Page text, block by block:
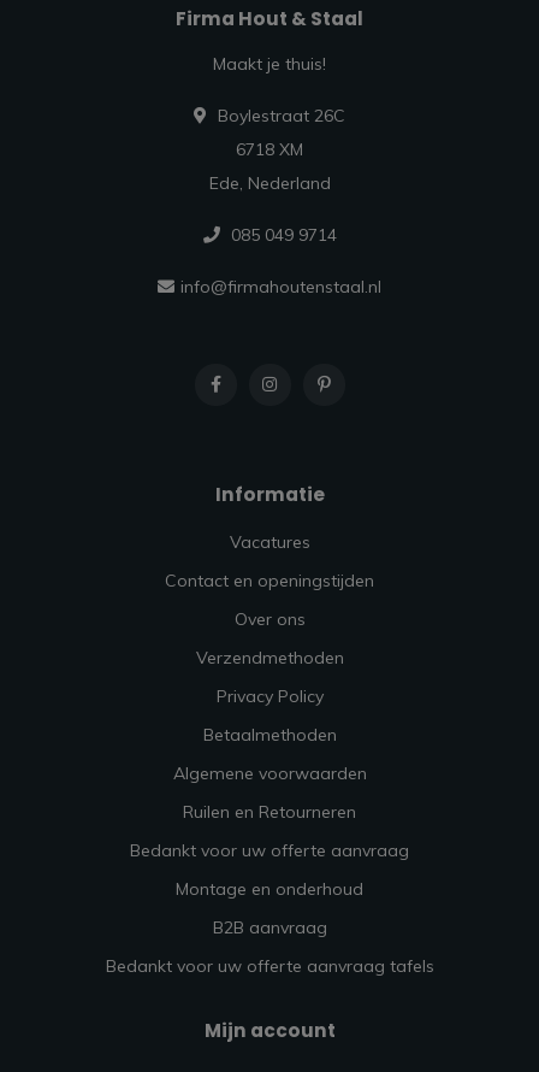
Firma Hout & Staal
Maakt je thuis!
Boylestraat 26C
6718 XM
Ede, Nederland
085 049 9714
info@firmahoutenstaal.nl
Informatie
Vacatures
Contact en openingstijden
Over ons
Verzendmethoden
Privacy Policy
Betaalmethoden
Algemene voorwaarden
Ruilen en Retourneren
Bedankt voor uw offerte aanvraag
Montage en onderhoud
B2B aanvraag
Bedankt voor uw offerte aanvraag tafels
Mijn account